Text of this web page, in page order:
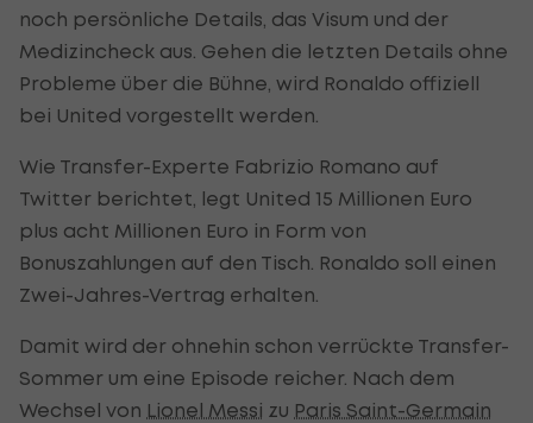
noch persönliche Details, das Visum und der
Medizincheck aus. Gehen die letzten Details ohne
Probleme über die Bühne, wird Ronaldo offiziell
bei United vorgestellt werden.
Wie Transfer-Experte Fabrizio Romano auf
Twitter berichtet, legt United 15 Millionen Euro
plus acht Millionen Euro in Form von
Bonuszahlungen auf den Tisch. Ronaldo soll einen
Zwei-Jahres-Vertrag erhalten.
Damit wird der ohnehin schon verrückte Transfer-
Sommer um eine Episode reicher. Nach dem
Wechsel von Lionel Messi zu Paris Saint-Germain